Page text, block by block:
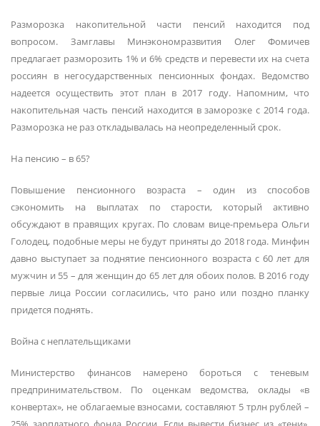
Разморозка накопительной части пенсий находится под
вопросом. Замглавы Минэкономразвития Олег Фомичев
предлагает разморозить 1% и 6% средств и перевести их на счета
россиян в негосударственных пенсионных фондах. Ведомство
надеется осуществить этот план в 2017 году. Напомним, что
накопительная часть пенсий находится в заморозке с 2014 года.
Разморозка не раз откладывалась на неопределенный срок.
На пенсию – в 65?
Повышение пенсионного возраста – один из способов
сэкономить на выплатах по старости, который активно
обсуждают в правящих кругах. По словам вице-премьера Ольги
Голодец, подобные меры не будут приняты до 2018 года. Минфин
давно выступает за поднятие пенсионного возраста с 60 лет для
мужчин и 55 – для женщин до 65 лет для обоих полов. В 2016 году
первые лица России согласились, что рано или поздно планку
придется поднять.
Война с неплательщиками
Министерство финансов намерено бороться с теневым
предпринимательством. По оценкам ведомства, оклады «в
конвертах», не облагаемые взносами, составляют 5 трлн рублей –